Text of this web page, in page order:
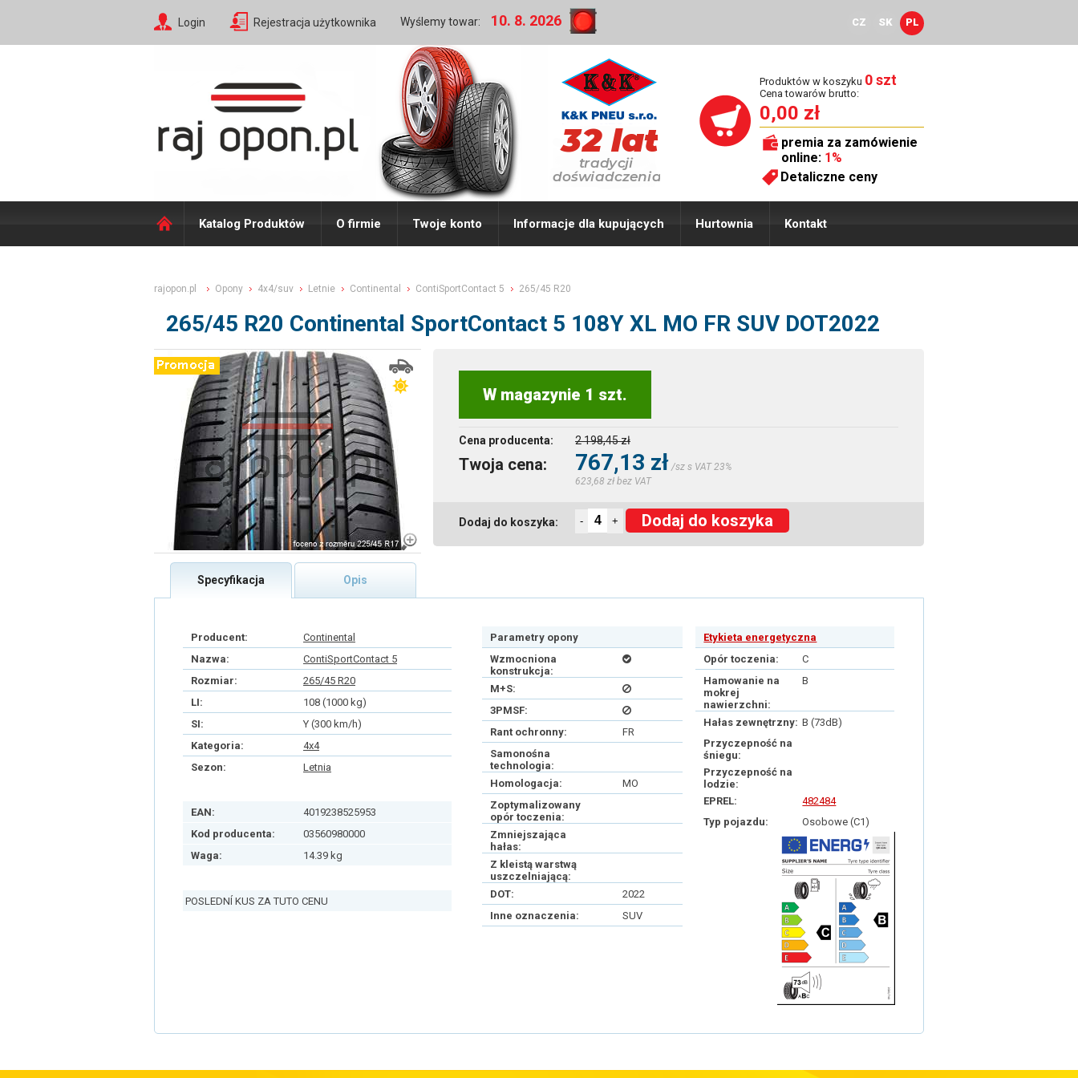
Login Rejestracja użytkownika Wyślemy towar: 10. 8. 2026 CZ SK PL
Produktów w koszyku 0 szt
Cena towarów brutto:
0,00 zł
premia za zamówienie
online: 1%
Detaliczne ceny
Katalog Produktów O firmie Twoje konto Informacje dla kupujących Hurtownia Kontakt
rajopon.pl Opony 4x4/suv Letnie Continental ContiSportContact 5 265/45 R20
265/45 R20 Continental SportContact 5 108Y XL MO FR SUV DOT2022
W magazynie 1 szt.
Cena producenta: 2 198,45 zł
Twoja cena: 767,13 zł /sz s VAT 23%
623,68 zł bez VAT
Dodaj do koszyka: - + Dodaj do koszyka
Specyfikacja Opis
Producent:
Continental
Nazwa:
ContiSportContact 5
Rozmiar:
265/45 R20
LI:
108 (1000 kg)
SI:
Y (300 km/h)
Kategoria:
4x4
Sezon:
Letnia
EAN:
4019238525953
Kod producenta:
03560980000
Waga:
14.39 kg
POSLEDNÍ KUS ZA TUTO CENU
Parametry opony
Wzmocniona
konstrukcja:
M+S:
3PMSF:
Rant ochronny:
FR
Samonośna
technologia:
Homologacja:
MO
Zoptymalizowany
opór toczenia:
Zmniejszająca
hałas:
Z kleistą warstwą
uszczelniającą:
DOT:
2022
Inne oznaczenia:
SUV
Etykieta energetyczna
Opór toczenia:
C
Hamowanie na
mokrej
nawierzchni:
B
Hałas zewnętrzny: B (73dB)
Przyczepność na
śniegu:
Przyczepność na
lodzie:
EPREL:
482484
Typ pojazdu:
Osobowe (C1)